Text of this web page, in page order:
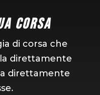
corsa
di corsa che
direttamente
direttamente